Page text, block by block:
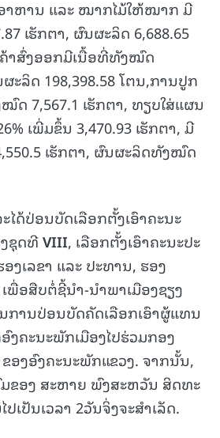
າຫານ ແລະ ໝາກໄມ້ໃຫ້ໝາກ ມີ
ເຮັກຕາ, ຜົນຜະລິດ 6,688.65
າສົ່ງອອກມີເນື້ອທີ່ທັງໝົດ
ະລິດ 198,398.58 ໂຕນ,ການປູກ
ດ 7,567.1 ເຮັກຕາ, ທຽບໃສ່ແຜນ
ເພີ່ມຂຶ້ນ 3,470.93 ເຮັກຕາ, ມີ
ເຮັກຕາ, ຜົນຜະລິດທັງໝົດ
ໄດ້ປ່ອນບັດເລືອກຕັ້ງເອົາຄະນະ
ຊຸດທີVIII, ເລືອກຕັ້ງເອົາຄະນະປະ
ງເລຂາ ແລະ ປະທານ, ຮອງ
ອສືບຕໍ່ຊີ້ນຳ-ນຳພາເມືອງຊຽງ
ການປ່ອນບັດຄັດເລືອກເອົາຜູ້ແທນ
ຄະນະພັກເມືອງໄປຮ່ວມກອງ
ອງອົງຄະນະພັກແຂວງ. ຈາກນັ້ນ,
ຂອງ ສະຫາຍ ພົງສະຫວັນ ສິດທະ
ປເປັນເວລາ 2ວັນຈິ່ງຈະສຳເລັດ.